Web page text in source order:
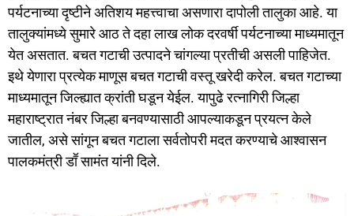
पर्यटनाच्या दृष्टीने अतिशय महत्त्वाचा असणारा दापोली तालुका आहे. या
तालुक्यांमध्ये सुमारे आठ ते दहा लाख लोक दरवर्षी पर्यटनाच्या माध्यमातून
येत असतात. बचत गटाची उत्पादने चांगल्या प्रतीची असली पाहिजेत.
इथे येणारा प्रत्येक माणूस बचत गटाची वस्तू खरेदी करेल. बचत गटाच्या
माध्यमातून जिल्ह्यात क्रांती घडून येईल. यापुढे रत्नागिरी जिल्हा
महाराष्ट्रात नंबर जिल्हा बनवण्यासाठी आपल्याकडून प्रयत्न केले
जातील, असे सांगून बचत गटाला सर्वतोपरी मदत करण्याचे आश्वासन
पालकमंत्री डाॕ सामंत यांनी दिले.